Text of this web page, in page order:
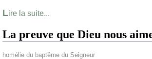
Lire la suite...
La preuve que Dieu nous
homélie du baptême du Seigneur